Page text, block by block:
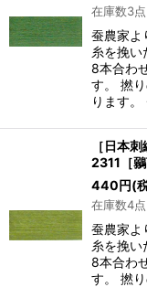
在庫数3点
蚕農家よ
糸を挽い
8本合わ
す。 撚
ります
［日本
2311［鶸
440円(
在庫数4点
蚕農家よ
糸を挽い
8本合わ
す。 撚